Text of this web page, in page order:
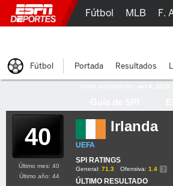
40 Irlanda
UEFA
SPI RATINGS
General: 71.3 Ofensiva: 1.4
ÚLTIMO RESULTADO
Último mes: 40
Último año: 44
Fútbol MLB F.
Fútbol Portada Resultados